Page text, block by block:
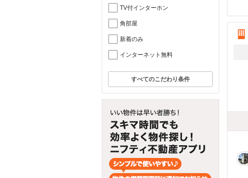
TV付インターホン
角部屋
新着のみ
インターネット無料
すべてのこだわり条件